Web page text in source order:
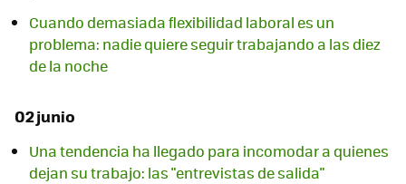
Cuando demasiada flexibilidad laboral es un
problema: nadie quiere seguir trabajando a las diez
de la noche
02 junio
Una tendencia ha llegado para incomodar a quienes
dejan su trabajo: las "entrevistas de salida"